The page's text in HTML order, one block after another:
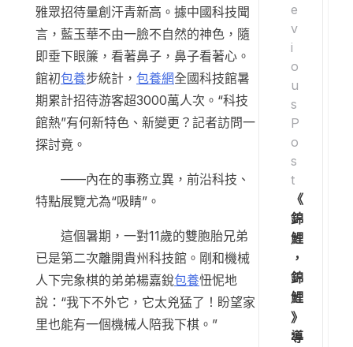
雅眾招待量創汗青新高。據中國科技聞
言，藍玉華不由一臉不自然的神色，隨
即垂下眼簾，看著鼻子，鼻子看著心。
館初包養步統計， 包養網全國科技館暑
期累計招待游客超3000萬人次。“科技
館熱”有何新特色、新變更？記者訪問一
探討竟。
——內在的事務立異，前沿科技、
特點展覽尤為“吸睛”。
這個暑期，一對11歲的雙胞胎兄弟
已是第二次離開貴州科技館。剛和機械
人下完象棋的弟弟楊嘉銳包養忸怩地
說：“我下不外它，它太兇猛了！盼望家
里也能有一個機械人陪我下棋。”
e
v
i
o
u
s
P
o
s
t
《
錦
鯉
，
錦
鯉
》
導